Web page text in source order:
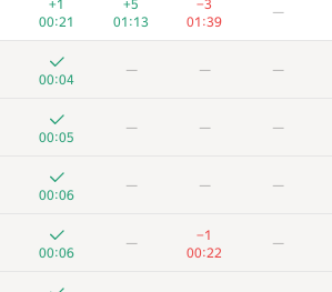
+1
00:21
+5
01:13
−3
01:39
—
00:04
— — —
00:05
— — —
00:06
— — —
00:06
—
−1
00:22
—